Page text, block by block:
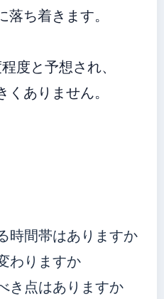
ち着きます。
度と予想され、
ありません。
時間帯はありますか
わりますか
き点はありますか